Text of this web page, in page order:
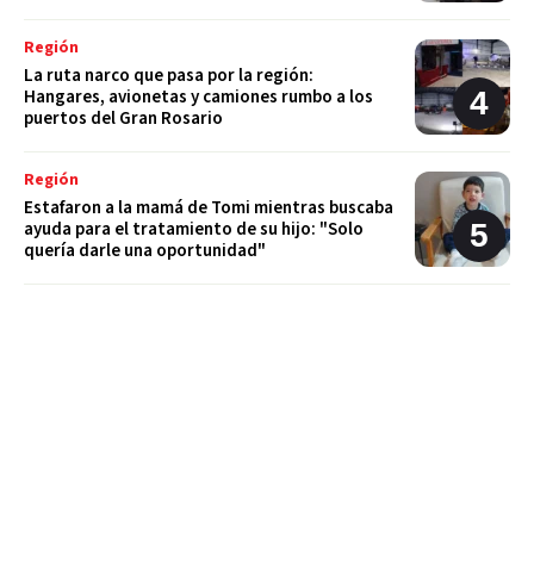
Región
La ruta narco que pasa por la región:
Hangares, avionetas y camiones rumbo a los
puertos del Gran Rosario
Región
Estafaron a la mamá de Tomi mientras buscaba
ayuda para el tratamiento de su hijo: "Solo
quería darle una oportunidad"